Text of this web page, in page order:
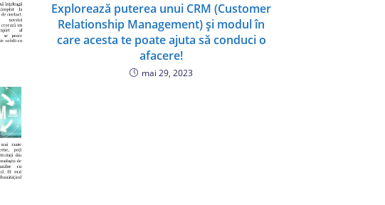
Explorează puterea unui CRM (Customer
Relationship Management) și modul în
care acesta te poate ajuta să conduci o
afacere!
mai 29, 2023